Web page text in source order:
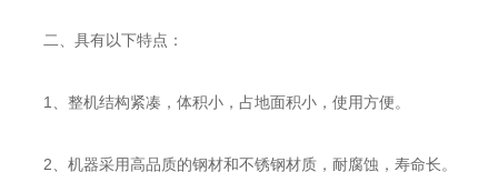
二、具有以下特点：
1、整机结构紧凑，体积小，占地面积小，使用方便。
2、机器采用高品质的钢材和不锈钢材质，耐腐蚀，寿命长。